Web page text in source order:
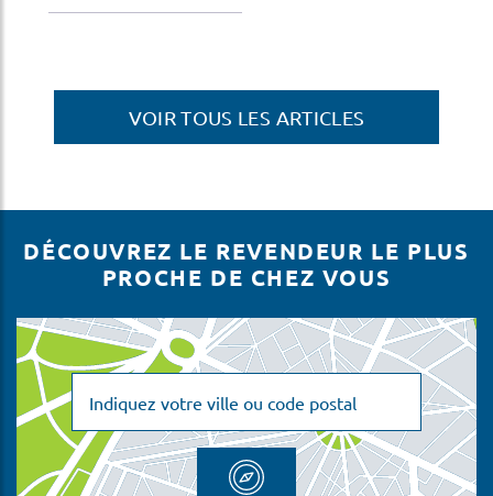
VOIR TOUS LES ARTICLES
DÉCOUVREZ LE REVENDEUR LE PLUS
PROCHE DE CHEZ VOUS